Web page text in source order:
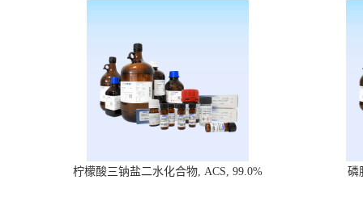
柠檬酸三钠盐二水化合物, ACS, 99.0% 磷